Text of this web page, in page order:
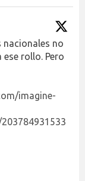
nacionales no
rollo. Pero
imagine-